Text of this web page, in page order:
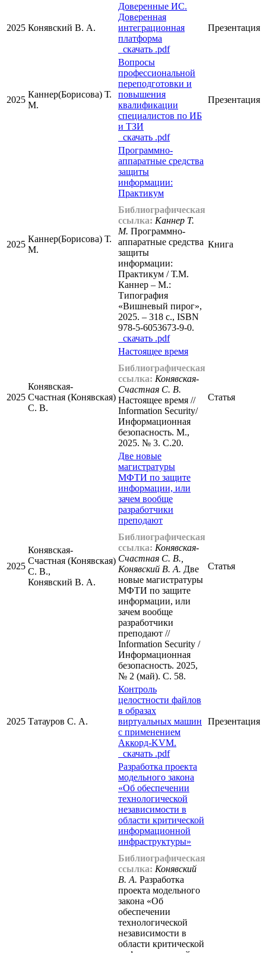
2025 Конявский В. А.
Доверенные ИС.
Доверенная
интеграционная
платформа
cкачать .pdf
Презентация
2025
Каннер(Борисова) Т.
М.
Вопросы
профессиональной
переподготовки и
повышения
квалификации
специалистов по ИБ
и ТЗИ
cкачать .pdf
Презентация
2025
Каннер(Борисова) Т.
М.
Программно-
аппаратные средства
защиты
информации:
Практикум
Библиографическая
ссылка: Каннер Т.
М. Программно-
аппаратные средства
защиты
информации:
Практикум / Т.М.
Каннер – М.:
Типография
«Вишневый пирог»,
2025. – 318 с., ISBN
978-5-6053673-9-0.
cкачать .pdf
Книга
2025
Конявская-
Счастная (Конявская)
С. В.
Настоящее время
Библиографическая
ссылка: Конявская-
Счастная С. В.
Настоящее время //
Information Security/
Информационная
безопасность. М.,
2025. № 3. С.20.
Статья
2025
Конявская-
Счастная (Конявская)
С. В.,
Конявский В. А.
Две новые
магистратуры
МФТИ по защите
информации, или
зачем вообще
разработчики
преподают
Библиографическая
ссылка: Конявская-
Счастная С. В.,
Конявский В. А. Две
новые магистратуры
МФТИ по защите
информации, или
зачем вообще
разработчики
преподают //
Information Security /
Информационная
безопасность. 2025,
№ 2 (май). С. 58.
Статья
2025 Татауров С. А.
Контроль
целостности файлов
в образах
виртуальных машин
с применением
Аккорд-KVM.
cкачать .pdf
Презентация
Разработка проекта
модельного закона
«Об обеспечении
технологической
независимости в
области критической
информационной
инфраструктуры»
Библиографическая
ссылка: Конявский
В. А. Разработка
проекта модельного
закона «Об
обеспечении
технологической
независимости в
области критической